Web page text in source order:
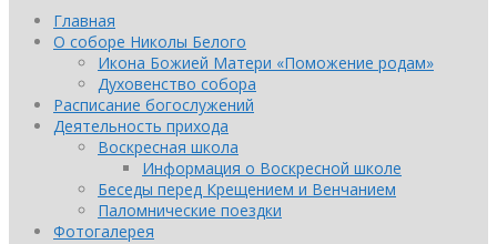
Главная
О соборе Николы Белого
Икона Божией Матери «Поможение родам»
Духовенство собора
Расписание богослужений
Деятельность прихода
Воскресная школа
Информация о Воскресной школе
Беседы перед Крещением и Венчанием
Паломнические поездки
Фотогалерея